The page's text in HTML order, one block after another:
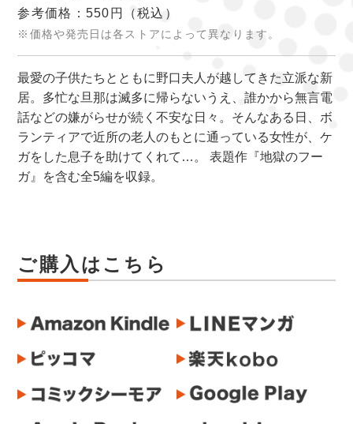
参考価格：550円
（税込）
※価格や発売日は各ストアによって異なります。
最愛の子供たちとともに野口夫人が越してきた立派な新
居。多忙な旦那は滅多に帰らないうえ、誰かから無言電
話などの嫌がらせが続く不安な日々。そんなある日、ボ
ランティアで近所の老人のもとに通っている女性が、ケ
ガをした息子を助けてくれて…。 表題作『地獄のフー
ガ』を含む全5編を収録。
ご購入はこちら